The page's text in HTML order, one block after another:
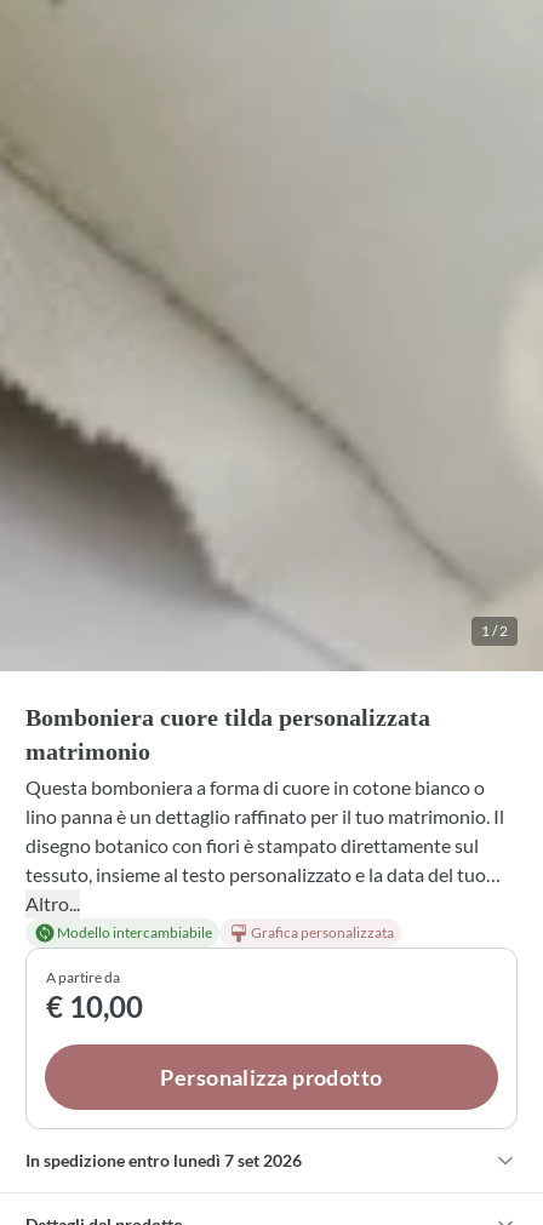
1 /2
Bomboniera cuore tilda personalizzata
matrimonio
Questa bomboniera a forma di cuore in cotone bianco o
lino panna è un dettaglio raffinato per il tuo matrimonio. Il
disegno botanico con fiori è stampato direttamente sul
tessuto, insieme al testo personalizzato e la data del tuo
grande giorno. Scegli tra diverse profumazioni, confetti e
colori di fiocco per rendere ogni bomboniera unica e in
sintonia con l'atmosfera della tua celebrazione.
Altro...
Modello intercambiabile Grafica personalizzata
A partire da
€ 10,00
Personalizza prodotto
In spedizione entro lunedì 7 set 2026